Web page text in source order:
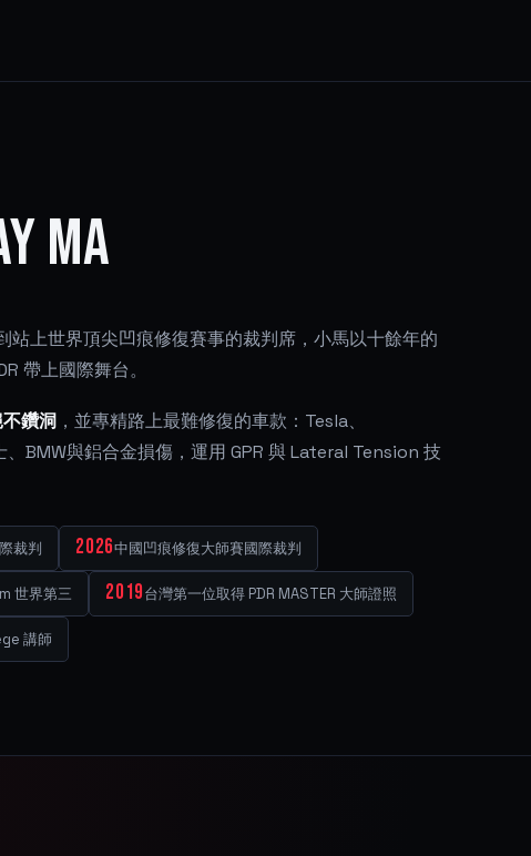
Ma
站上世界頂尖凹痕修復賽事的裁判席，小馬以十餘年的
帶上國際舞台。
鑽洞 ，並專精路上最難修復的車款：Tesla、
BMW與鋁合金損傷，運用 GPR 與 Lateral Tension 技
裁判 2026中國凹痕修復大師賽國際裁判
世界第三 2019台灣第一位取得 PDR MASTER 大師證照
講師